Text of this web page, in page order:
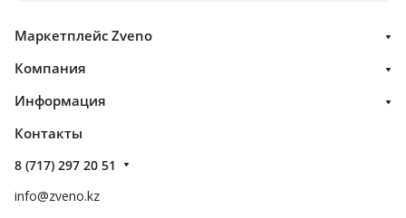
Маркетплейс Zveno
Компания
Информация
Контакты
8 (717) 297 20 51
info@zveno.kz